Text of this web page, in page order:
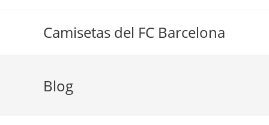
Camisetas del FC Barcelona
Blog